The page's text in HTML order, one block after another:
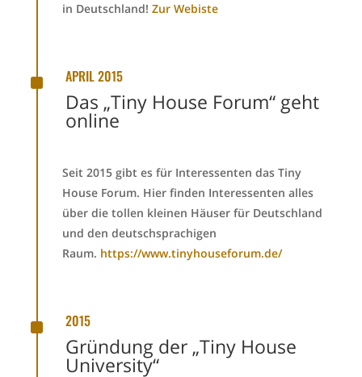
in Deutschland! Zur Webiste
^ APRIL 2015
Das „Tiny House Forum“ geht
online
Seit 2015 gibt es für Interessenten das Tiny
House Forum. Hier finden Interessenten alles
über die tollen kleinen Häuser für Deutschland
und den deutschsprachigen
Raum. https://www.tinyhouseforum.de/
^ 2015
Gründung der „Tiny House
University“